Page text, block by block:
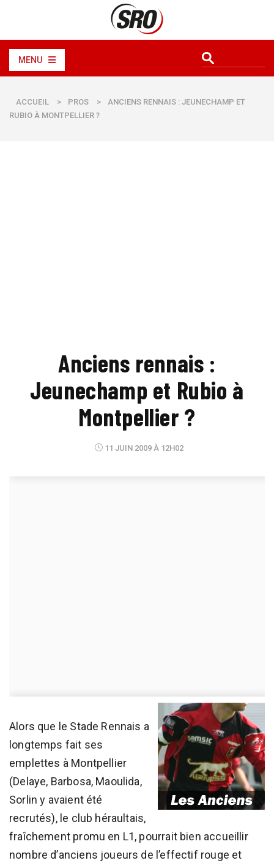
MENU
ACCUEIL > PROS >
ANCIENS RENNAIS : JEUNECHAMP ET
RUBIO À MONTPELLIER ?
Anciens rennais :
Jeunechamp et Rubio à
Montpellier ?
11 JUIN 2009 À 12H02
Alors que le Stade Rennais a
longtemps fait ses
emplettes à Montpellier
(Delaye, Barbosa, Maoulida,
Sorlin y avaient été
recrutés), le club héraultais,
fraîchement promu en L1, pourrait bien accueillir
nombre d’anciens joueurs de l’effectif rouge et